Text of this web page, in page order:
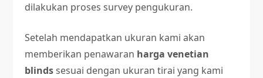
dilakukan proses survey pengukuran.
Setelah mendapatkan ukuran kami akan
memberikan penawaran harga venetian
blindssesuai dengan ukuran tirai yang kami